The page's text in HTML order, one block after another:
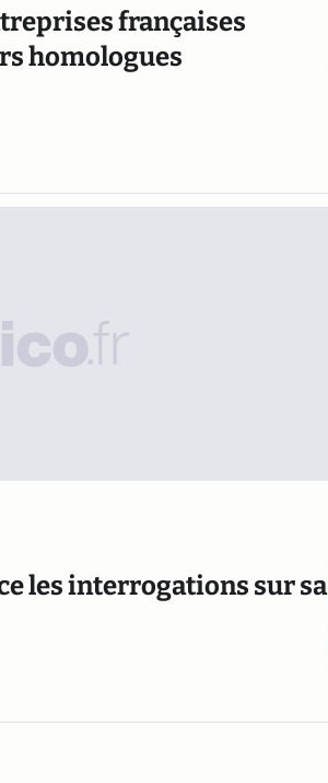
françaises
homologues
les interrogations sur sa